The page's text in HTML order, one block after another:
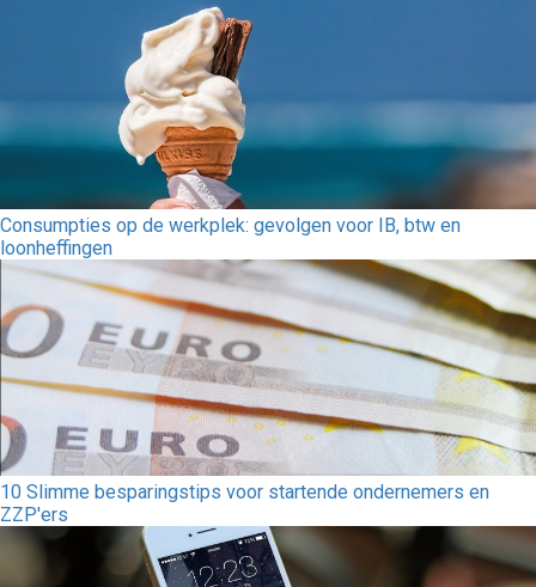
Consumpties op de werkplek: gevolgen voor IB, btw en
loonheffingen
10 Slimme besparingstips voor startende ondernemers en
ZZP'ers